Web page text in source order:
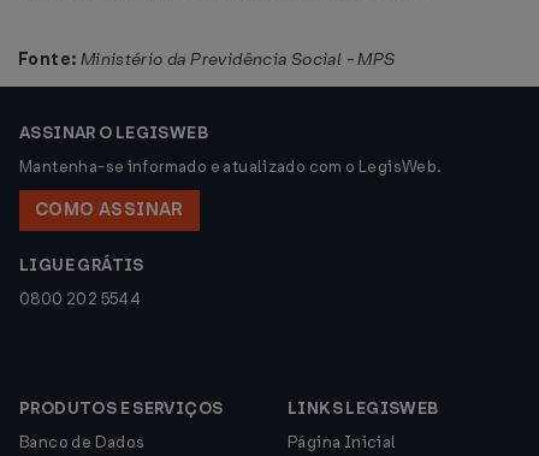
Fonte: Ministério da Previdência Social - MPS
ASSINAR O LEGISWEB
Mantenha-se informado e atualizado com o LegisWeb.
COMO ASSINAR
LIGUE GRÁTIS
0800 202 5544
PRODUTOS E SERVIÇOS
Banco de Dados
LINKS LEGISWEB
Página Inicial